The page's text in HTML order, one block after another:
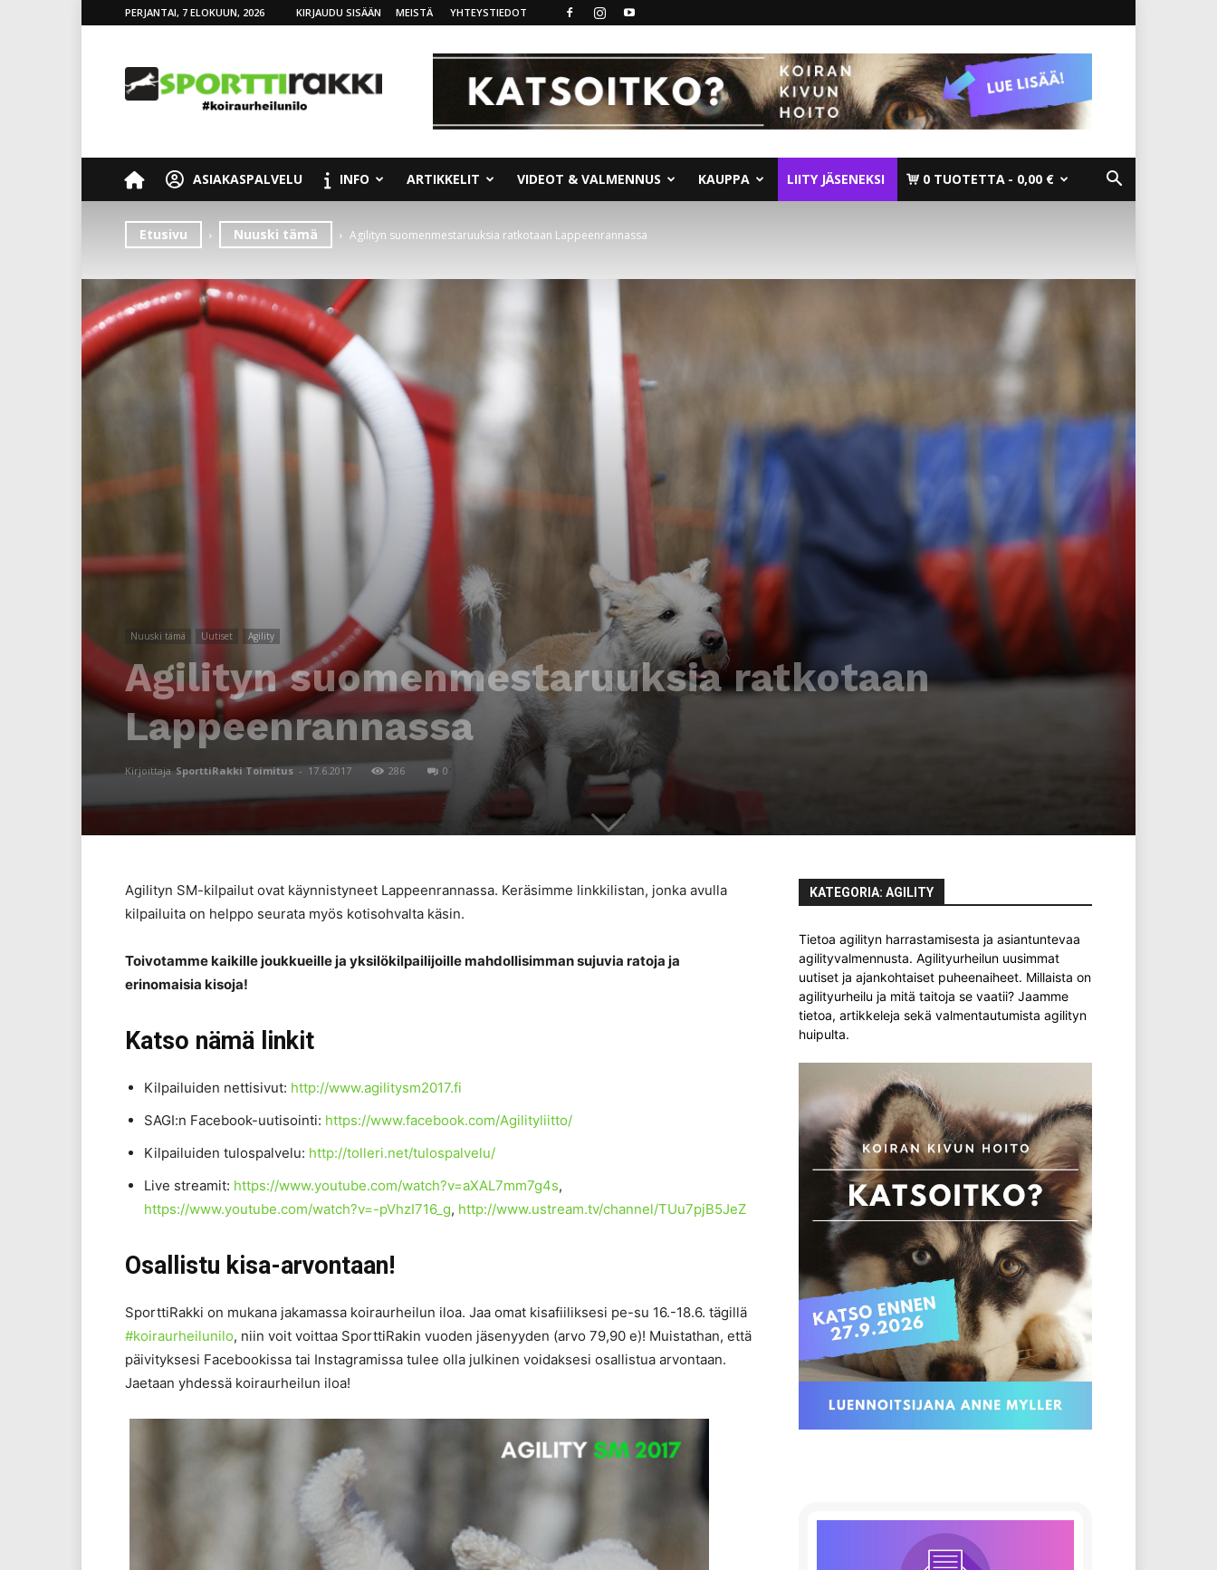
PERJANTAI, 7 ELOKUUN, 2026 KIRJAUDU SISÄÄN MEISTÄ YHTEYSTIEDOT
ASIAKASPALVELU INFO ARTIKKELIT VIDEOT & VALMENNUS KAUPPA LIITY JÄSENEKSI 0 TUOTETTA 0,00 €
Etusivu Nuuski tämä Agilityn suomenmestaruuksia ratkotaan Lappeenrannassa
Nuuski tämä Uutiset Agility
Agilityn suomenmestaruuksia ratkotaan
Lappeenrannassa
Kirjoittaja SporttiRakki Toimitus - 17.6.2017 286 0
Agilityn SM-kilpailut ovat käynnistyneet Lappeenrannassa. Keräsimme linkkilistan, jonka avulla
kilpailuita on helppo seurata myös kotisohvalta käsin.
Toivotamme kaikille joukkueille ja yksilökilpailijoille mahdollisimman sujuvia ratoja ja
erinomaisia kisoja!
Katso nämä linkit
Kilpailuiden nettisivut: http://www.agilitysm2017.fi
SAGI:n Facebook-uutisointi: https://www.facebook.com/Agilityliitto/
Kilpailuiden tulospalvelu: http://tolleri.net/tulospalvelu/
Live streamit: https://www.youtube.com/watch?v=aXAL7mm7g4s,
https://www.youtube.com/watch?v=-pVhzI716_g, http://www.ustream.tv/channel/TUu7pjB5JeZ
Osallistu kisa-arvontaan!
SporttiRakki on mukana jakamassa koiraurheilun iloa. Jaa omat kisafiiliksesi pe-su 16.-18.6. tägillä
#koiraurheilunilo, niin voit voittaa SporttiRakin vuoden jäsenyyden (arvo 79,90 e)! Muistathan, että
päivityksesi Facebookissa tai Instagramissa tulee olla julkinen voidaksesi osallistua arvontaan.
Jaetaan yhdessä koiraurheilun iloa!
KATEGORIA: AGILITY
Tietoa agilityn harrastamisesta ja asiantuntevaa
agilityvalmennusta. Agilityurheilun uusimmat
uutiset ja ajankohtaiset puheenaiheet. Millaista on
agilityurheilu ja mitä taitoja se vaatii? Jaamme
tietoa, artikkeleja sekä valmentautumista agilityn
huipulta.